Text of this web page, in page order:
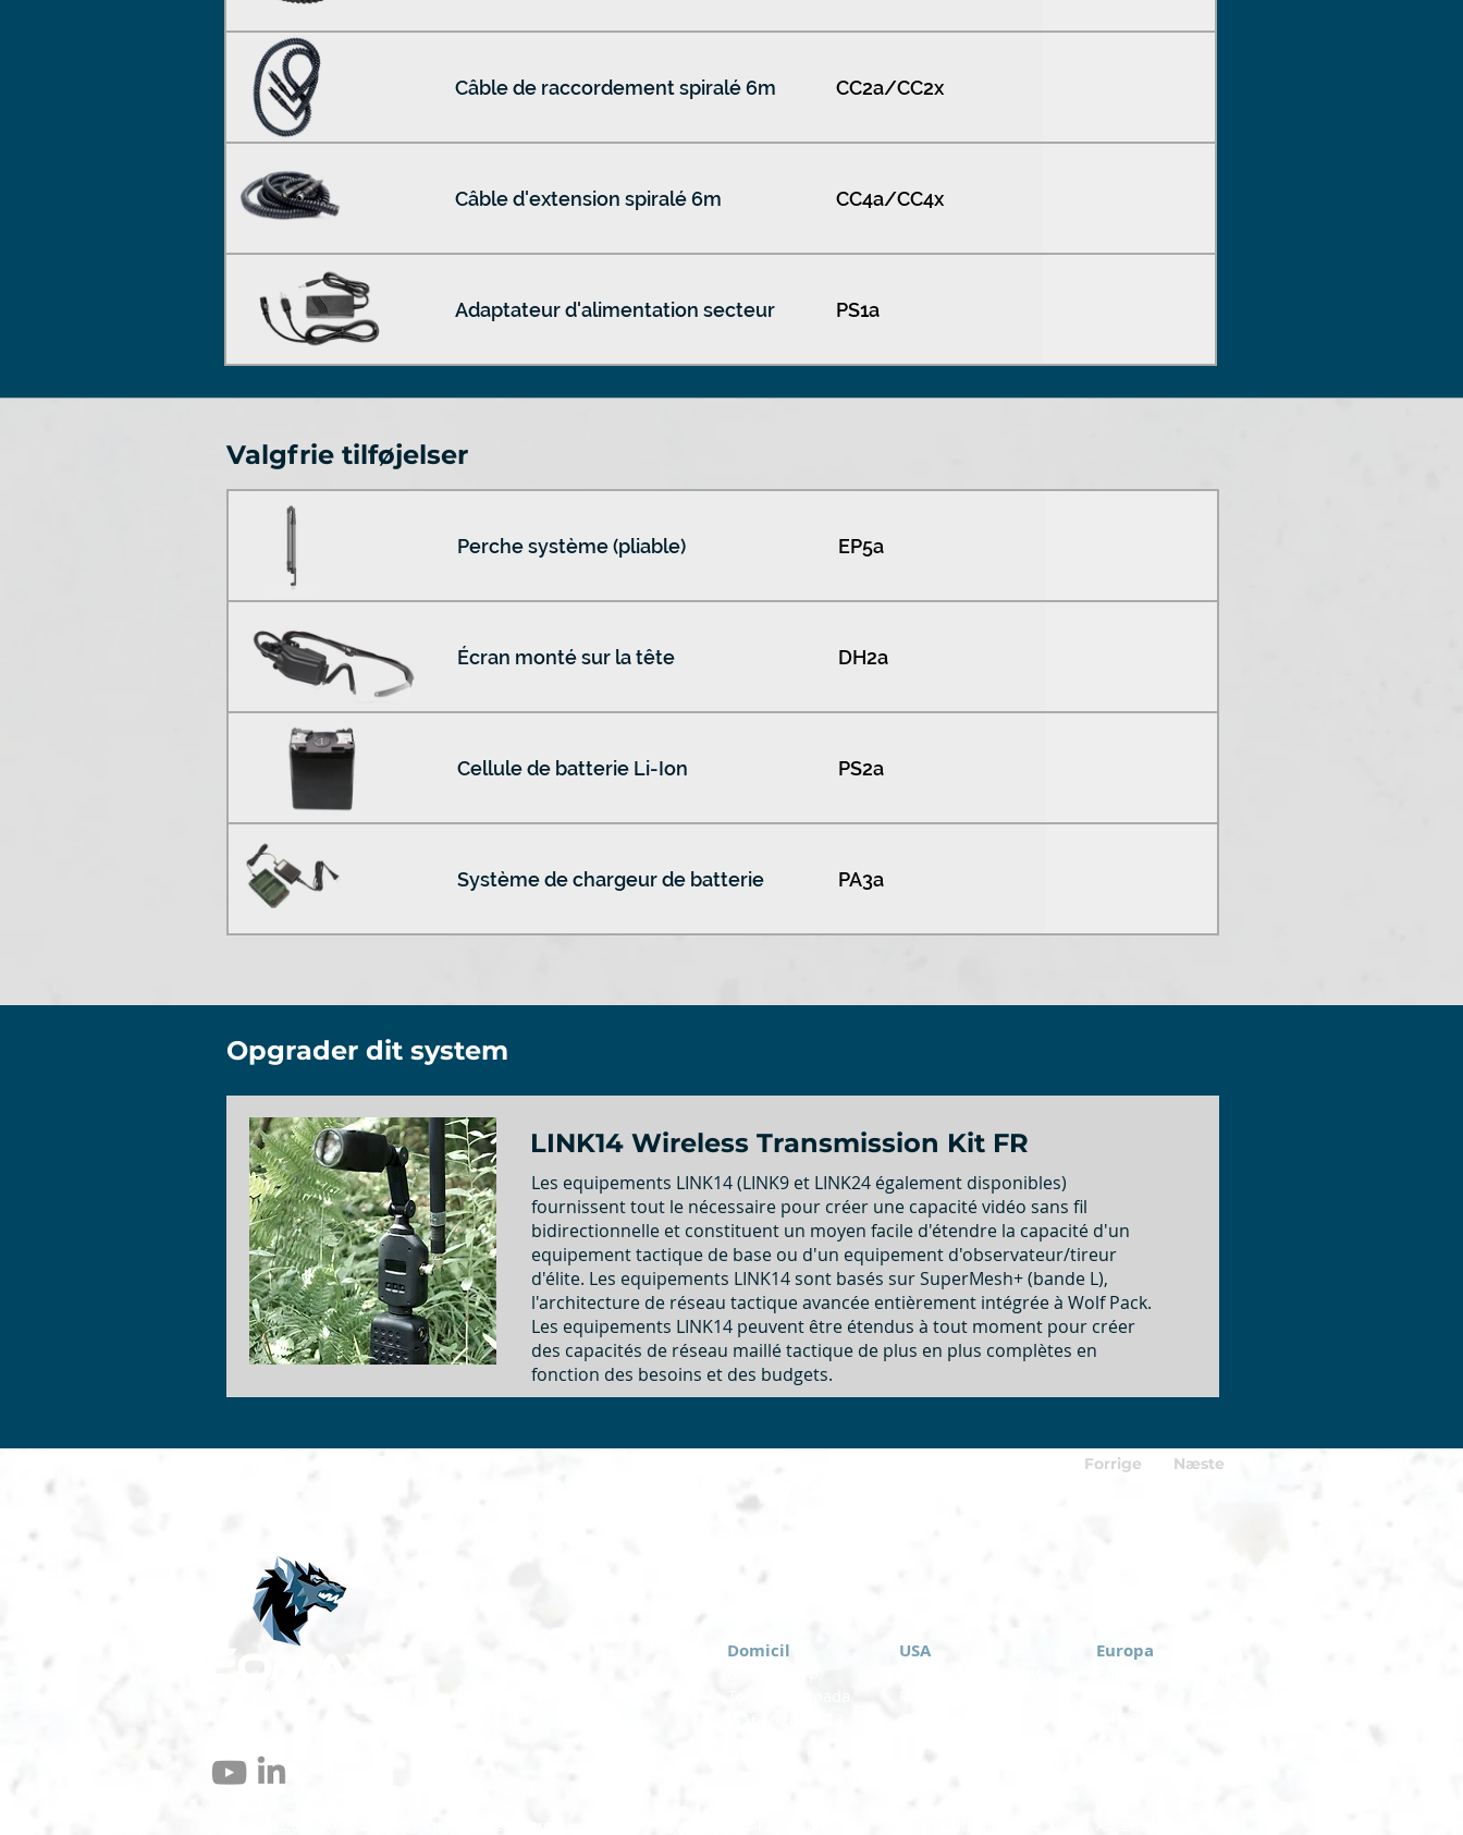
Câble de raccordement spiralé 6m CC2a/CC2x
Câble d'extension spiralé 6m CC4a/CC4x
Adaptateur d'alimentation secteur PS1a
Valgfrie tilføjelser
Perche système (pliable) EP5a
Écran monté sur la tête DH2a
Cellule de batterie Li-Ion PS2a
Système de chargeur de batterie PA3a
Opgrader dit system
LINK14 Wireless Transmission Kit FR
Les equipements LINK14 (LINK9 et LINK24 également disponibles)
fournissent tout le nécessaire pour créer une capacité vidéo sans fil
bidirectionnelle et constituent un moyen facile d'étendre la capacité d'un
equipement tactique de base ou d'un equipement d'observateur/tireur
d'élite. Les equipements LINK14 sont basés sur SuperMesh+ (bande L),
l'architecture de réseau tactique avancée entièrement intégrée à Wolf Pack.
Les equipements LINK14 peuvent être étendus à tout moment pour créer
des capacités de réseau maillé tactique de plus en plus complètes en
fonction des besoins et des budgets.
Forrige Næste
Domicil USA Europa